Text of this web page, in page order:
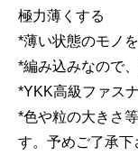
極力薄くする
*薄い状態のモノ
*編み込みなので
*YKK高級ファス
*色や粒の大きさ
す。予めご了承下